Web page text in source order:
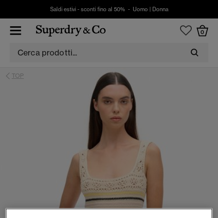
Saldi estivi - sconti fino al 50% - Uomo Donna
0
TOP